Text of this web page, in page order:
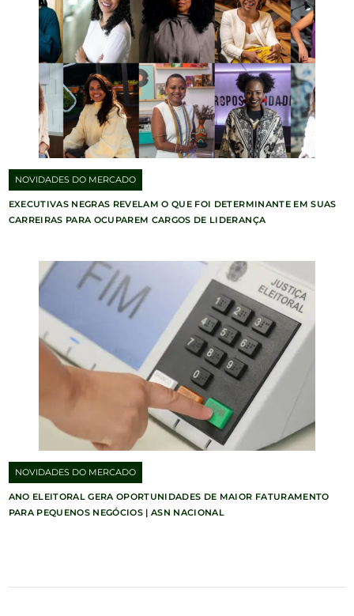
NOVIDADES DO MERCADO
EXECUTIVAS NEGRAS REVELAM O QUE FOI DETERMINANTE EM SUAS
CARREIRAS PARA OCUPAREM CARGOS DE LIDERANÇA
NOVIDADES DO MERCADO
ANO ELEITORAL GERA OPORTUNIDADES DE MAIOR FATURAMENTO
PARA PEQUENOS NEGÓCIOS | ASN NACIONAL